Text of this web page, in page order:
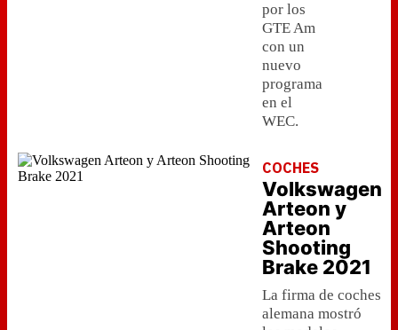
por los
GTE Am
con un
nuevo
programa
en el
WEC.
COCHES
Volkswagen
Arteon y
Arteon
Shooting
Brake 2021
La firma de coches
alemana mostró